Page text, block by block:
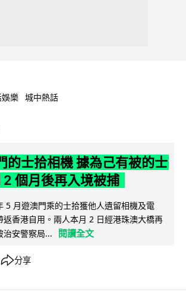
娛樂 城中熱話
的士拾相機 據為己有被的士
個月後再入境被捕
5 月遊澳門乘的士拾獲他人遺留相機及電
返香港自用。兩人本月 2 日經港珠澳大橋再
治安警察局...
閱讀全文
分享